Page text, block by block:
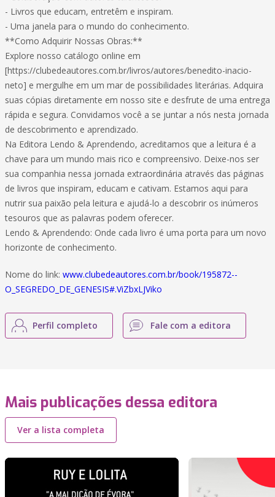
- Livros que educam, entretêm e inspiram.
- Uma janela para o mundo do conhecimento.
**Como Adquirir Nossas Obras:**
Explore nosso catálogo online em
[https://clubedeautores.com.br/livros/autores/benedito-inacio-
neto] e mergulhe em um mar de possibilidades literárias. Adquira
suas cópias diretamente em nosso site e desfrute de uma entrega
rápida e segura. Convidamos você a se juntar a nós nesta jornada
de descobrimento e aprendizado.
Na Editora Lendo & Aprendendo, acreditamos que a leitura é a
chave para um mundo mais rico e compreensivo. Deixe-nos ser
sua companhia nessa jornada extraordinária através das páginas
de livros que inspiram, educam e cativam. Estamos aqui para
nutrir sua paixão pela leitura e ajudá-lo a descobrir os inúmeros
tesouros que as palavras podem oferecer.
Lendo & Aprendendo: Onde cada livro é uma porta para um novo
horizonte de conhecimento.
Nome do link: www.clubedeautores.com.br/book/195872--
O_SEGREDO_DE_GENESIS#.ViZbxLJViko
Perfil completo Fale com a editora
Mais publicações dessa editora
Ver a lista completa